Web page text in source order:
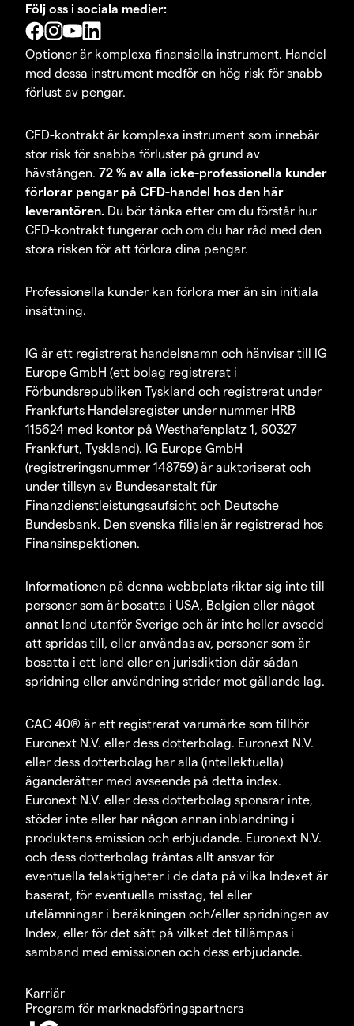
Följ oss i sociala medier:
Optioner är komplexa finansiella instrument. Handel
med dessa instrument medför en hög risk för snabb
förlust av pengar.
CFD-kontrakt är komplexa instrument som innebär
stor risk för snabba förluster på grund av
hävstången. 72 % av alla icke-professionella kunder
förlorar pengar på CFD-handel hos den här
leverantören. Du bör tänka efter om du förstår hur
CFD-kontrakt fungerar och om du har råd med den
stora risken för att förlora dina pengar.
Professionella kunder kan förlora mer än sin initiala
insättning.
IG är ett registrerat handelsnamn och hänvisar till IG
Europe GmbH (ett bolag registrerat i
Förbundsrepubliken Tyskland och registrerat under
Frankfurts Handelsregister under nummer HRB
115624 med kontor på Westhafenplatz 1, 60327
Frankfurt, Tyskland). IG Europe GmbH
(registreringsnummer 148759) är auktoriserat och
under tillsyn av Bundesanstalt für
Finanzdienstleistungsaufsicht och Deutsche
Bundesbank. Den svenska filialen är registrerad hos
Finansinspektionen.
Informationen på denna webbplats riktar sig inte till
personer som är bosatta i USA, Belgien eller något
annat land utanför Sverige och är inte heller avsedd
att spridas till, eller användas av, personer som är
bosatta i ett land eller en jurisdiktion där sådan
spridning eller användning strider mot gällande lag.
CAC 40® är ett registrerat varumärke som tillhör
Euronext N.V. eller dess dotterbolag. Euronext N.V.
eller dess dotterbolag har alla (intellektuella)
äganderätter med avseende på detta index.
Euronext N.V. eller dess dotterbolag sponsrar inte,
stöder inte eller har någon annan inblandning i
produktens emission och erbjudande. Euronext N.V.
och dess dotterbolag fråntas allt ansvar för
eventuella felaktigheter i de data på vilka Indexet är
baserat, för eventuella misstag, fel eller
utelämningar i beräkningen och/eller spridningen av
Index, eller för det sätt på vilket det tillämpas i
samband med emissionen och dess erbjudande.
Karriär
Program för marknadsföringspartners